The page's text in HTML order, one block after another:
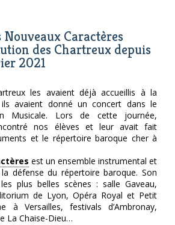
Nouveaux Caractères
des Chartreux depuis
2021
les avaient déjà accueillis à la
avaient donné un concert dans le
Musicale. Lors de cette journée,
nos élèves et leur avait fait
et le répertoire baroque cher à
est un ensemble instrumental et
défense du répertoire baroque. Son
plus belles scènes : salle Gaveau,
de Lyon, Opéra Royal et Petit
à Versailles, festivals d’Ambronay,
La Chaise-Dieu…